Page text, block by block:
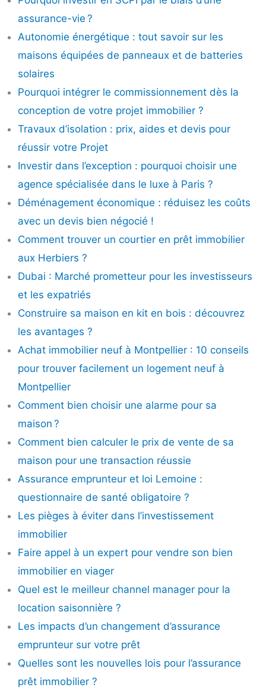
assurance-vie ?
Autonomie énergétique : tout savoir sur les
maisons équipées de panneaux et de batteries
solaires
Pourquoi intégrer le commissionnement dès la
conception de votre projet immobilier ?
Travaux d’isolation : prix, aides et devis pour
réussir votre Projet
Investir dans l’exception : pourquoi choisir une
agence spécialisée dans le luxe à Paris ?
Déménagement économique : réduisez les coûts
avec un devis bien négocié !
Comment trouver un courtier en prêt immobilier
aux Herbiers ?
Dubai : Marché prometteur pour les investisseurs
et les expatriés
Construire sa maison en kit en bois : découvrez
les avantages ?
Achat immobilier neuf à Montpellier : 10 conseils
pour trouver facilement un logement neuf à
Montpellier
Comment bien choisir une alarme pour sa
maison ?
Comment bien calculer le prix de vente de sa
maison pour une transaction réussie
Assurance emprunteur et loi Lemoine :
questionnaire de santé obligatoire ?
Les pièges à éviter dans l’investissement
immobilier
Faire appel à un expert pour vendre son bien
immobilier en viager
Quel est le meilleur channel manager pour la
location saisonnière ?
Les impacts d’un changement d’assurance
emprunteur sur votre prêt
Quelles sont les nouvelles lois pour l’assurance
prêt immobilier ?